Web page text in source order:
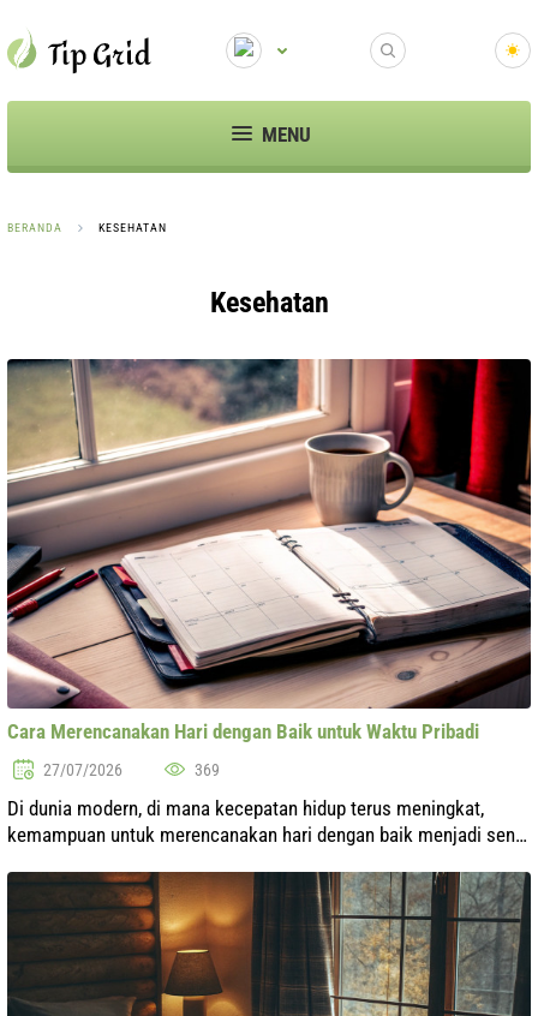
MENU
BERANDA KESEHATAN
Kesehatan
Cara Merencanakan Hari dengan Baik untuk Waktu Pribadi
27/07/2026 369
Di dunia modern, di mana kecepatan hidup terus meningkat,
kemampuan untuk merencanakan hari dengan baik menjadi seni
tangga, dan kewajiban...